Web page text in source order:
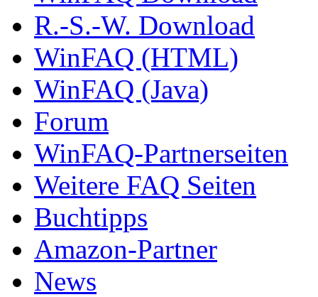
R.-S.-W. Download
WinFAQ (HTML)
WinFAQ (Java)
Forum
WinFAQ-Partnerseiten
Weitere FAQ Seiten
Buchtipps
Amazon-Partner
News